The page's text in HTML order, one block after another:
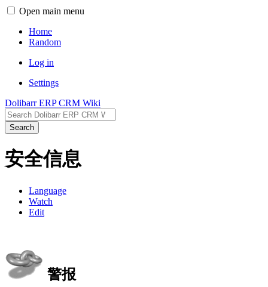
Open main menu
Home
Random
Log in
Settings
Dolibarr ERP CRM Wiki
Search
安全信息
Language
Watch
Edit
警报